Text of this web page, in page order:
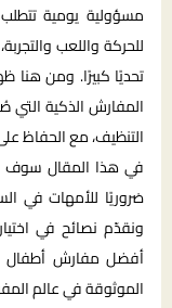
مسؤولية يومية
للحركة واللعب
تحديًا كبيرًا. ومن هنا
المفارش الذكية
التنظيف، مع الحفاظ
في هذا المقال سوف
ضروريًا للأمهات في
ونقدّم نصائح في
أفضل مفارش أطفال
الموثوقة في عالم